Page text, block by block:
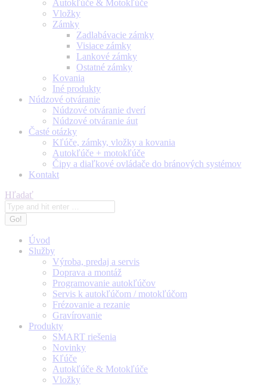
Autokľúče & Motokľúče
Vložky
Zámky
Zadlabávacie zámky
Visiace zámky
Lankové zámky
Ostatné zámky
Kovania
Iné produkty
Núdzové otváranie
Núdzové otváranie dverí
Núdzové otváranie áut
Časté otázky
Kľúče, zámky, vložky a kovania
Autokľúče + motokľúče
Čipy a diaľkové ovládače do bránových systémov
Kontakt
Search:
Hľadať
Úvod
Služby
Výroba, predaj a servis
Doprava a montáž
Programovanie autokľúčov
Servis k autokľúčom / motokľúčom
Frézovanie a rezanie
Gravírovanie
Produkty
SMART riešenia
Novinky
Kľúče
Autokľúče & Motokľúče
Vložky